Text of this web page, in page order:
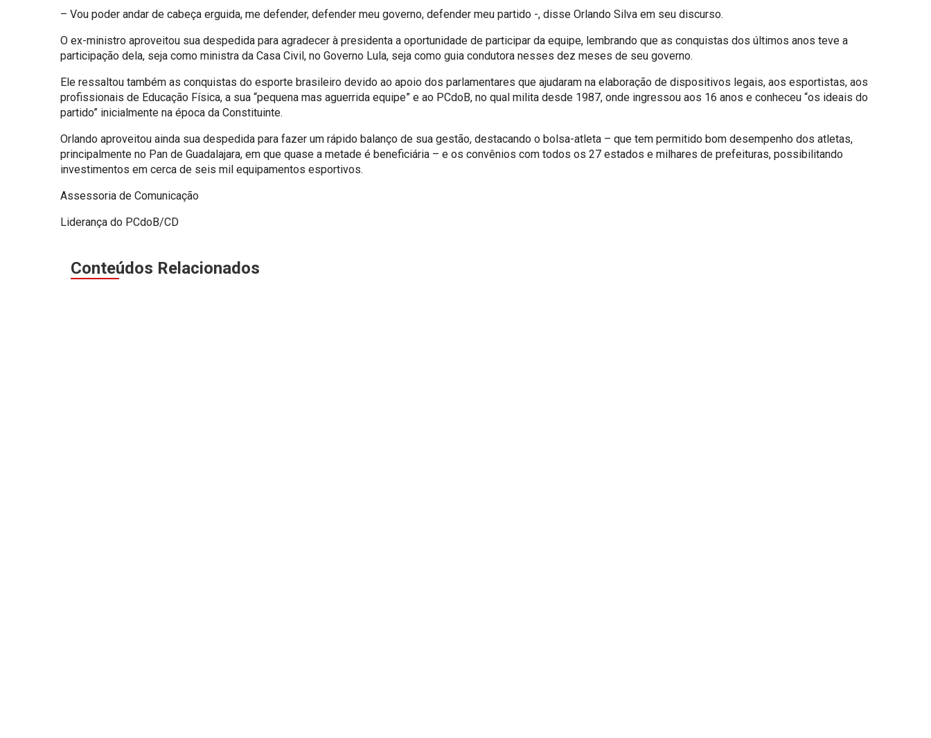
– Vou poder andar de cabeça erguida, me defender, defender meu governo, defender meu partido -, disse Orlando Silva em seu discurso.
O ex-ministro aproveitou sua despedida para agradecer à presidenta a oportunidade de participar da equipe, lembrando que as conquistas dos últimos anos teve a
participação dela, seja como ministra da Casa Civil, no Governo Lula, seja como guia condutora nesses dez meses de seu governo.
Ele ressaltou também as conquistas do esporte brasileiro devido ao apoio dos parlamentares que ajudaram na elaboração de dispositivos legais, aos esportistas, aos
profissionais de Educação Física, a sua “pequena mas aguerrida equipe” e ao PCdoB, no qual milita desde 1987, onde ingressou aos 16 anos e conheceu “os ideais do
partido” inicialmente na época da Constituinte.
Orlando aproveitou ainda sua despedida para fazer um rápido balanço de sua gestão, destacando o bolsa-atleta – que tem permitido bom desempenho dos atletas,
principalmente no Pan de Guadalajara, em que quase a metade é beneficiária – e os convênios com todos os 27 estados e milhares de prefeituras, possibilitando
investimentos em cerca de seis mil equipamentos esportivos.
Assessoria de Comunicação
Liderança do PCdoB/CD
Conteúdos Relacionados